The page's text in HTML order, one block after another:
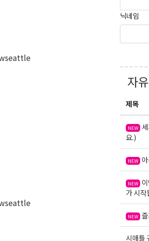
닉네임
자
제목
NEW 세
요.)
NEW 아
NEW 이
가 시작
NEW 즐
시애틀